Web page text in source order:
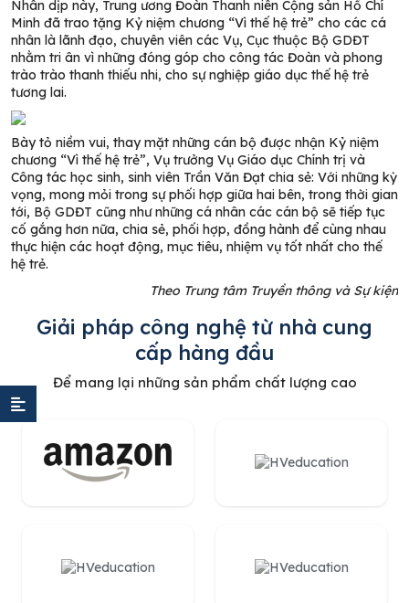
Nhân dịp này, Trung ương Đoàn Thanh niên Cộng sản Hồ Chí
Minh đã trao tặng Kỷ niệm chương “Vì thế hệ trẻ” cho các cá
nhân là lãnh đạo, chuyên viên các Vụ, Cục thuộc Bộ GDĐT
nhằm tri ân vì những đóng góp cho công tác Đoàn và phong
trào trào thanh thiếu nhi, cho sự nghiệp giáo dục thế hệ trẻ
tương lai.
Bày tỏ niềm vui, thay mặt những cán bộ được nhận Kỷ niệm
chương “Vì thế hệ trẻ”, Vụ trưởng Vụ Giáo dục Chính trị và
Công tác học sinh, sinh viên Trần Văn Đạt chia sẻ: Với những kỳ
vọng, mong mỏi trong sự phối hợp giữa hai bên, trong thời gian
tới, Bộ GDĐT cũng như những cá nhân các cán bộ sẽ tiếp tục
cố gắng hơn nữa, chia sẻ, phối hợp, đồng hành để cùng nhau
thực hiện các hoạt động, mục tiêu, nhiệm vụ tốt nhất cho thế
hệ trẻ.
Theo Trung tâm Truyền thông và Sự kiện
Giải pháp công nghệ từ nhà cung
cấp hàng đầu
Để mang lại những sản phẩm chất lượng cao